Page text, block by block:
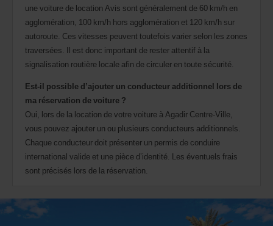
une voiture de location Avis sont généralement de 60 km/h en
agglomération, 100 km/h hors agglomération et 120 km/h sur
autoroute. Ces vitesses peuvent toutefois varier selon les zones
traversées. Il est donc important de rester attentif à la
signalisation routière locale afin de circuler en toute sécurité.
Est-il possible d’ajouter un conducteur additionnel lors de
ma réservation de voiture ?
Oui, lors de la location de votre voiture à Agadir Centre-Ville,
vous pouvez ajouter un ou plusieurs conducteurs additionnels.
Chaque conducteur doit présenter un permis de conduire
international valide et une pièce d’identité. Les éventuels frais
sont précisés lors de la réservation.